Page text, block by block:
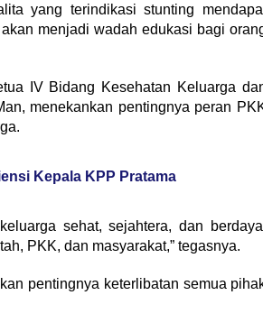
yang terindikasi stunting
menjadi wadah edukasi bagi
IV Bidang Kesehatan Keluarga
menekankan pentingnya peran
Kepala KPP Pratama
sehat, sejahtera, dan
PKK, dan masyarakat,” tegasnya.
pentingnya keterlibatan semua